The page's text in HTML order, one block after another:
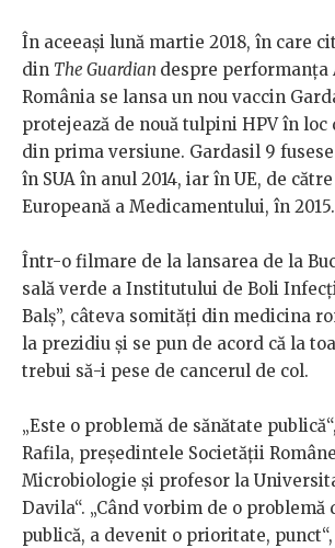
În aceeași lună martie 2018, în care
din The Guardian despre performanța
România se lansa un nou vaccin
protejează de nouă tulpini HPV în loc
din prima versiune. Gardasil 9
în SUA în anul 2014, iar în UE, de
Europeană a Medicamentului, în 2015.
Într-o filmare de la lansarea de la
sală verde a Institutului de Boli
Balș”, câteva somități din medicina
la prezidiu și se pun de acord că la
trebui să-i pese de cancerul de col.
„Este o problemă de sănătate
Rafila, președintele Societății
Microbiologie și profesor la
Davila“. „Când vorbim de o problemă
publică, a devenit o prioritate,